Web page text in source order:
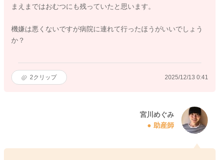
まえまではおむつにも残っていたと思います。
機嫌は悪くないですが病院に連れて行ったほうがいいでしょう
か？
2クリップ 2025/12/13 0:41
宮川めぐみ
助産師